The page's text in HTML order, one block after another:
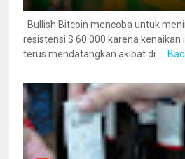
Bullish Bitcoin mencoba untuk
resistensi $ 60.000 karena kenaikan
terus mendatangkan akibat di ...